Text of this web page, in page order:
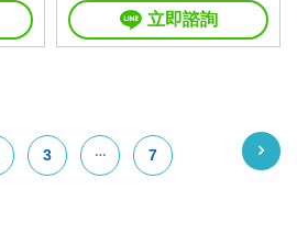
立即諮詢
3 7